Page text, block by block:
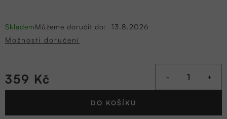
SklademMůžeme doručit do:
13.8.2026
Možnosti doručení
359 Kč
Měrná
DO KOŠÍKU